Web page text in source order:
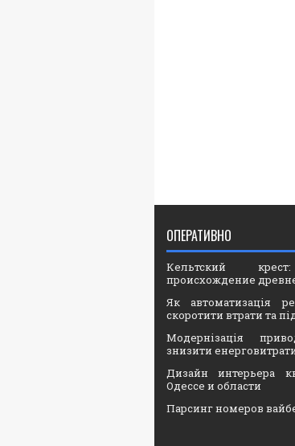
ОПЕРАТИВНО
Кельтский
происхождение
Як автоматизація
скоротити втрати та
Модернізація
знизити
Дизайн интерьера
Одессе и области
Парсинг номеров